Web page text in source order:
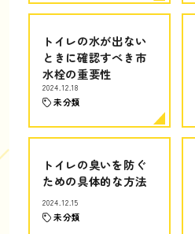
トイレの水が出ない
ときに確認すべき市
水栓の重要性
2024.12.18
未分類
トイレの臭いを防ぐ
ための具体的な方法
2024.12.15
未分類